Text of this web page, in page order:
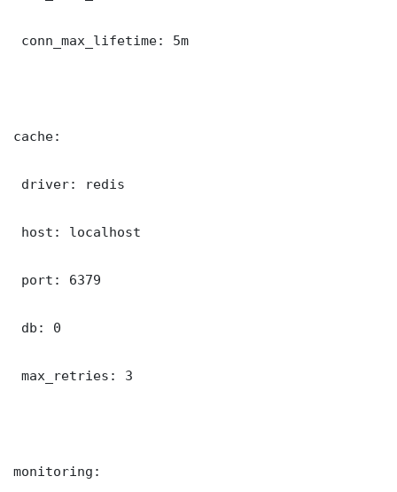
conn_max_lifetime: 5m
cache:
driver: redis
host: localhost
port: 6379
db: 0
max_retries: 3
monitoring: